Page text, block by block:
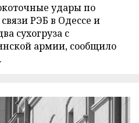
удары по
РЭБ в Одессе и
сухогруза с
армии, сообщило